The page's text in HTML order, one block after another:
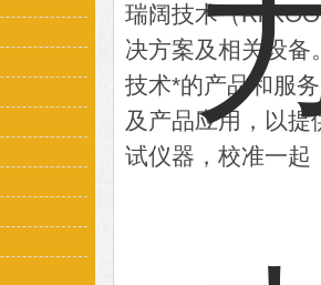
瑞阔技术（
决方案及相关设备
技术*的产品和服
及产品应用，以提
试仪器，校准一起